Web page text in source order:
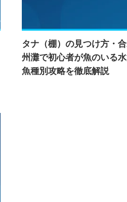
タナ（棚）の見つけ方・
州灘で初心者が魚のいる
魚種別攻略を徹底解説